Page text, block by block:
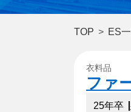
TOP ES
衣料品
ファ
25年卒